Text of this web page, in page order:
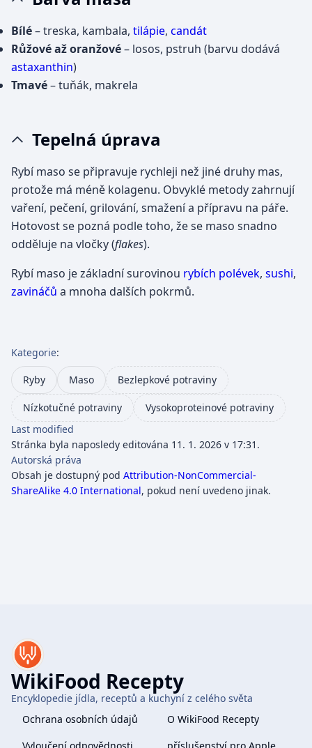
Bílé– treska, kambala, tilápie, candát
Růžové až oranžové– losos, pstruh (barvu dodává
astaxanthin)
Tmavé– tuňák, makrela
Tepelná úprava
Rybí maso se připravuje rychleji než jiné druhy mas,
protože má méně kolagenu. Obvyklé metody zahrnují
vaření, pečení, grilování, smažení a přípravu na páře.
Hotovost se pozná podle toho, že se maso snadno
odděluje na vločky (flakes).
Rybí maso je základní surovinou rybích polévek, sushi,
zavináčů a mnoha dalších pokrmů.
Kategorie:
Ryby Maso Bezlepkové potraviny
Nízkotučné potraviny
Vysokoproteinové potraviny
Last modified
Stránka byla naposledy editována 11. 1. 2026 v 17:31.
Autorská práva
Obsah je dostupný pod Attribution-NonCommercial-
ShareAlike 4.0 International, pokud není uvedeno jinak.
WikiFood Recepty
Encyklopedie jídla, receptů a kuchyní z celého světa
Ochrana osobních údajů
O WikiFood Recepty